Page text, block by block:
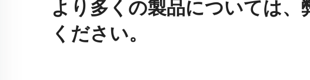
より多くの製品については
ください。